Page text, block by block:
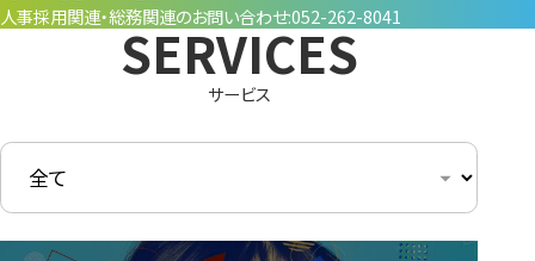
人事採用関連・総務関連のお問い合わせ052-262-8041
サービス